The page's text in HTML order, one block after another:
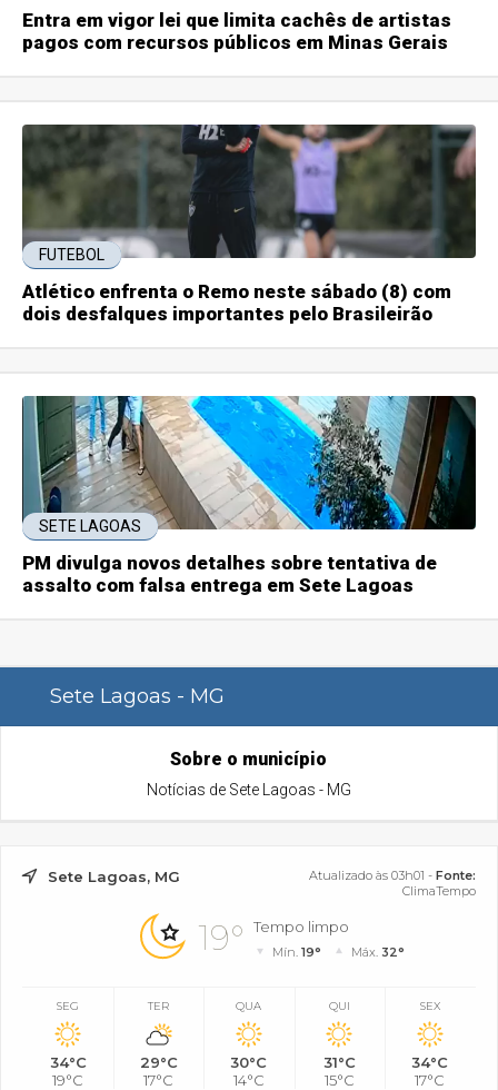
Entra em vigor lei que limita cachês de artistas
pagos com recursos públicos em Minas Gerais
FUTEBOL
Atlético enfrenta o Remo neste sábado (8) com
dois desfalques importantes pelo Brasileirão
SETE LAGOAS
PM divulga novos detalhes sobre tentativa de
assalto com falsa entrega em Sete Lagoas
Sete Lagoas - MG
Sobre o município
Notícias de Sete Lagoas - MG
Sete Lagoas, MG Atualizado às 03h01 - Fonte:
ClimaTempo
19° Tempo limpo
Mín.19° Máx. 32°
SEG
34°C
19°C
TER
29°C
17°C
QUA
30°C
14°C
QUI
31°C
15°C
SEX
34°C
17°C